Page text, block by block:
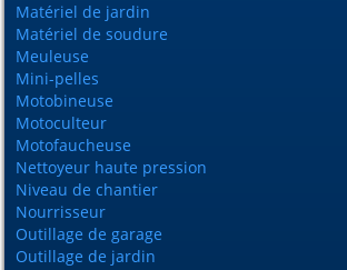
Matériel de jardin
Matériel de soudure
Meuleuse
Mini-pelles
Motobineuse
Motoculteur
Motofaucheuse
Nettoyeur haute pression
Niveau de chantier
Nourrisseur
Outillage de garage
Outillage de jardin